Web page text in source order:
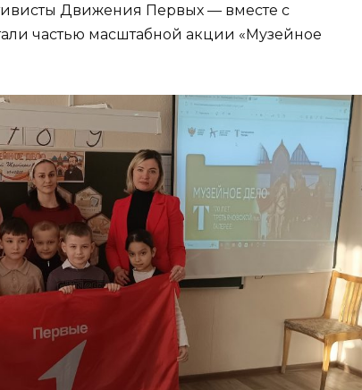
Движения Первых — вместе с
частью масштабной акции «Музейное